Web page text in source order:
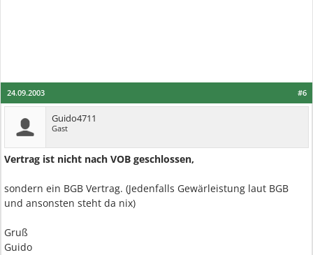
#6
24.09.2003
Guido4711
Gast
Vertrag ist nicht nach VOB geschlossen,
sondern ein BGB Vertrag. (Jedenfalls Gewärleistung laut BGB
und ansonsten steht da nix)
Gruß
Guido